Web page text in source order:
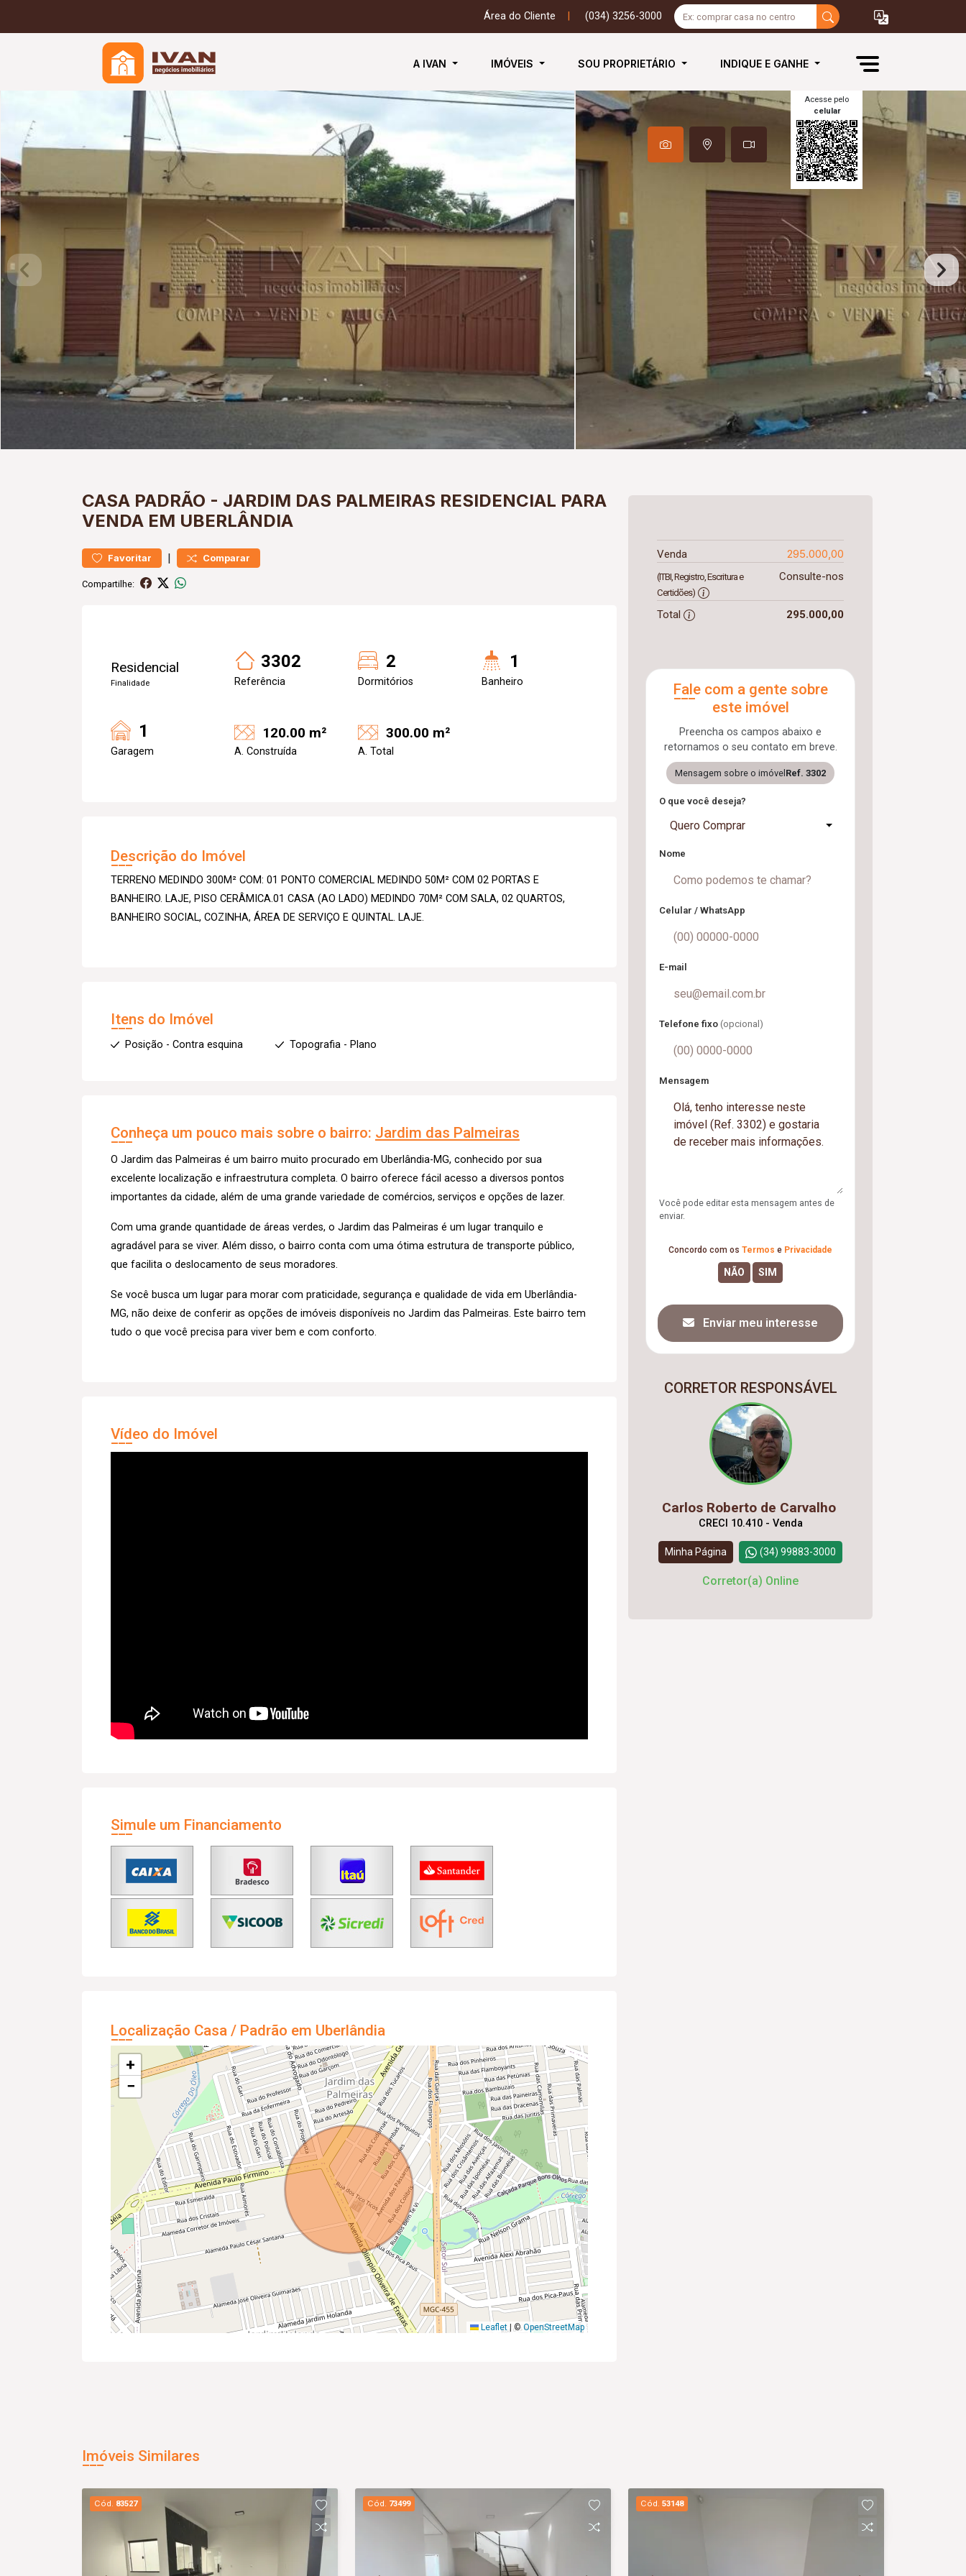
Área do Cliente (034) 3256-3000
A IVAN IMÓVEIS SOU PROPRIETÁRIO INDIQUE E GANHE
Acesse pelo
celular
CASA PADRÃO - JARDIM DAS PALMEIRAS RESIDENCIAL PARA
VENDA EM UBERLÂNDIA
Favoritar | Comparar
Compartilhe:
Residencial
Finalidade
3302
Referência
2
Dormitórios
1
Banheiro
1
Garagem
120.00 m²
A. Construída
300.00 m²
A. Total
Descrição do Imóvel
TERRENO MEDINDO 300M² COM: 01 PONTO COMERCIAL MEDINDO 50M² COM 02 PORTAS E
BANHEIRO. LAJE, PISO CERÂMICA.01 CASA (AO LADO) MEDINDO 70M² COM SALA, 02 QUARTOS,
BANHEIRO SOCIAL, COZINHA, ÁREA DE SERVIÇO E QUINTAL. LAJE.
Itens do Imóvel
Posição - Contra esquina Topografia - Plano
Conheça um pouco mais sobre o bairro: Jardim das Palmeiras
O Jardim das Palmeiras é um bairro muito procurado em Uberlândia-MG, conhecido por sua
excelente localização e infraestrutura completa. O bairro oferece fácil acesso a diversos pontos
importantes da cidade, além de uma grande variedade de comércios, serviços e opções de lazer.
Com uma grande quantidade de áreas verdes, o Jardim das Palmeiras é um lugar tranquilo e
agradável para se viver. Além disso, o bairro conta com uma ótima estrutura de transporte público,
que facilita o deslocamento de seus moradores.
Se você busca um lugar para morar com praticidade, segurança e qualidade de vida em Uberlândia-
MG, não deixe de conferir as opções de imóveis disponíveis no Jardim das Palmeiras. Este bairro tem
tudo o que você precisa para viver bem e com conforto.
Vídeo do Imóvel
Simule um Financiamento
Localização Casa / Padrão em Uberlândia
+
−
Leaflet | ©OpenStreetMap
Venda 295.000,00
(ITBI, Registro, Escritura e
Certidões)
Consulte-nos
Total 295.000,00
Fale com a gente sobre
este imóvel
Preencha os campos abaixo e
retornamos o seu contato em breve.
Mensagem sobre o imóvel Ref. 3302
O que você deseja?
Quero Comprar
Nome
Celular / WhatsApp
E-mail
Telefone fixo (opcional)
Mensagem
Você pode editar esta mensagem antes de
enviar.
Concordo com os Termos e Privacidade
Enviar meu interesse
CORRETOR RESPONSÁVEL
Carlos Roberto de Carvalho
CRECI 10.410 - Venda
Minha Página (34) 99883-3000
Corretor(a) Online
Imóveis Similares
Cód. 83527 Cód. 73499 Cód. 53148